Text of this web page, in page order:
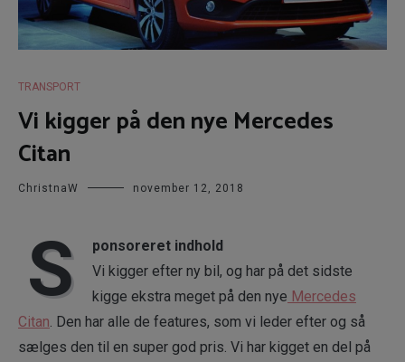
TRANSPORT
Vi kigger på den nye Mercedes
Citan
ChristnaW november 12, 2018
S
ponsoreret indhold
Vi kigger efter ny bil, og har på det sidste
kigge ekstra meget på den nye Mercedes
Citan. Den har alle de features, som vi leder efter og så
sælges den til en super god pris. Vi har kigget en del på